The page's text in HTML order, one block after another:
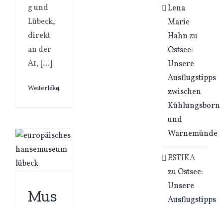
g und
Lübeck,
direkt
an der
A1, [...]
Weiterlesen
4
Mus
Lena
Marie
Hahnzu
Ostsee:
Unsere
Ausflugstipps
zwischen
Kühlungsborn
und
Warnemünde
ESTIKA
zu Ostsee:
Unsere
Ausflugstipps